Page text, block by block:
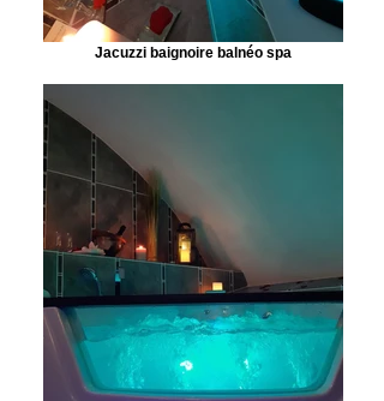
Jacuzzi baignoire balnéo spa